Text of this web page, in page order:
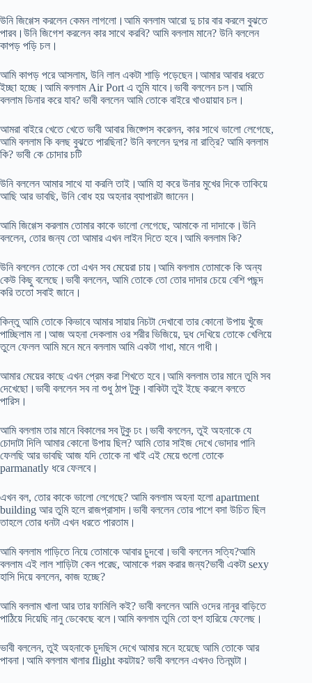
উনি জিগ্গেস করলেন কেমন লাগলো।আমি বললাম আরো দু চার বার করলে বুঝতে
পারব।উনি জিগেশ করলেন কার সাথে করবি? আমি বললাম মানে? উনি বললেন
কাপড় পড়ি চল।
আমি কাপড় পরে আসলাম, উনি লাল একটা শাড়ি পড়েছেন।আমার আবার ধরতে
ইচ্ছা হচ্ছে।আমি বললাম Air Port এ তুমি যাবে।ভাবী বললেন চল।আমি
বললাম ডিনার করে যাব? ভাবী বললেন আমি তোকে বাইরে খাওয়ায়াব চল।
আমরা বাইরে খেতে খেতে ভাবী আবার জিজ্গেস করেলন, কার সাথে ভালো লেগেছে,
আমি বললাম কি বলছ বুঝতে পারছিনা? উনি বললেন দুপর না রাত্রি? আমি বললাম
কি? ভাবী কে চোদার চটি
উনি বললেন আমার সাথে যা করলি তাই।আমি হা করে উনার মুখের দিকে তাকিয়ে
আছি আর ভাবছি, উনি বোধ হয় অহনার ব্যাপারটা জানেন।
আমি জিগ্গেস করলাম তোমার কাকে ভালো লেগেছে, আমাকে না দাদাকে।উনি
বললেন, তোর জন্য তো আমার এখন লাইন দিতে হবে।আমি বললাম কি?
উনি বললেন তোকে তো এখন সব মেয়েরা চায়।আমি বললাম তোমাকে কি অন্য
কেউ কিছু বলেছে।ভাবী বললেন, আমি তোকে তো তোর দাদার চেয়ে বেশি পছন্দ
করি ততো সবাই জানে।
কিন্তু আমি তোকে কিভাবে আমার সায়ার নিচটা দেখাবো তার কোনো উপায় খুঁজে
পাচ্ছিলাম না।আজ অহনা দেকলাম ওর শরীর ভিজিয়ে, দুধ দেখিয়ে তোকে খেলিয়ে
তুলে ফেলল আমি মনে মনে বললাম আমি একটা গাধা, মানে গাধী।
আমার মেয়ের কাছে এখন প্রেম করা শিখতে হবে।আমি বললাম তার মানে তুমি সব
দেখেছো।ভাবী বললেন সব না শুধু ঠাপ টুকু।বাকিটা তুই ইছে করলে বলতে
পারিস।
আমি বললাম তার মানে বিকালের সব টুকু ঢং।ভাবী বললেন, তুই অহনাকে যে
চোদাটা দিলি আমার কোনো উপায় ছিল? আমি তোর সাইজ দেখে ভোদার পানি
ফেলছি আর ভাবছি আজ যদি তোকে না খাই এই মেয়ে গুলো তোকে
parmanatly ধরে ফেলবে।
এখন বল, তোর কাকে ভালো লেগেছে? আমি বললাম অহনা হলো apartment
building আর তুমি হলে রাজপ্রাসাদ।ভাবী বললেন তোর পাশে বসা উচিত ছিল
তাহলে তোর ধনটা এখন ধরতে পারতাম।
আমি বললাম গাড়িতে নিয়ে তোমাকে আবার চুদবো।ভাবী বললেন সত্যি?আমি
বললাম এই লাল শাড়িটা কেন পরেছ, আমাকে গরম করার জন্য?ভাবী একটা sexy
হাসি দিয়ে বললেন, কাজ হচ্ছে?
আমি বললাম খালা আর তার ফামিলি কই? ভাবী বললেন আমি ওদের নানুর বাড়িতে
পাঠিয়ে দিয়েছি নানু ডেকেছে বলে।আমি বললাম তুমি তো হুশ হারিয়ে ফেলেছ।
ভাবী বললেন, তুই অহনাকে চুদছিস দেখে আমার মনে হয়েছে আমি তোকে আর
পাবনা।আমি বললাম খালার flight কয়টায়? ভাবী বললেন এখনও তিনঘন্টা।